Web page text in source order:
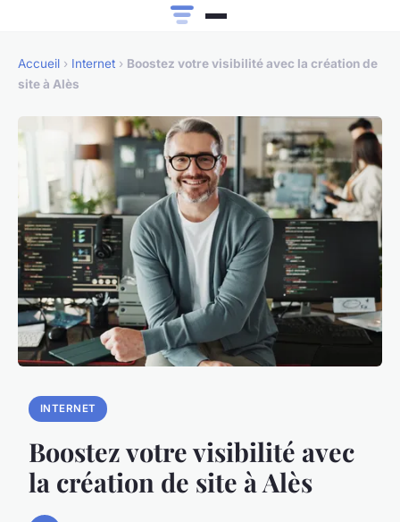
Accueil › Internet › Boostez votre visibilité avec la création de
site à Alès
INTERNET
Boostez votre visibilité avec
la création de site à Alès